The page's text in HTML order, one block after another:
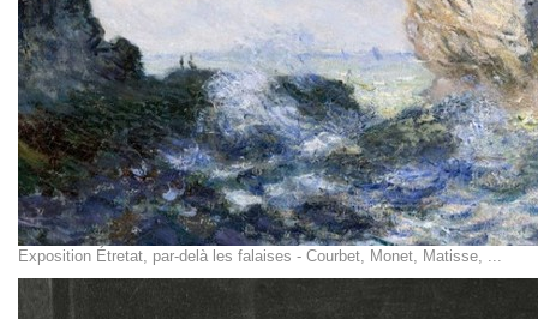
Exposition Étretat, par-delà les falaises - Courbet, Monet, Matisse, ...